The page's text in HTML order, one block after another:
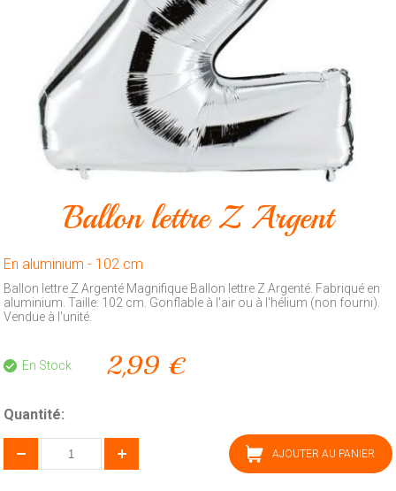
Outillage
Produits
ménagers
Feux
d'artifice
Ballon lettre Z Argent
En aluminium - 102 cm
Ballon lettre Z Argenté Magnifique Ballon lettre Z Argenté. Fabriqué en
aluminium. Taille: 102 cm. Gonflable à l'air ou à l'hélium (non fourni).
Vendue à l'unité.
En Stock 2,99 €
Quantité:
AJOUTER AU PANIER